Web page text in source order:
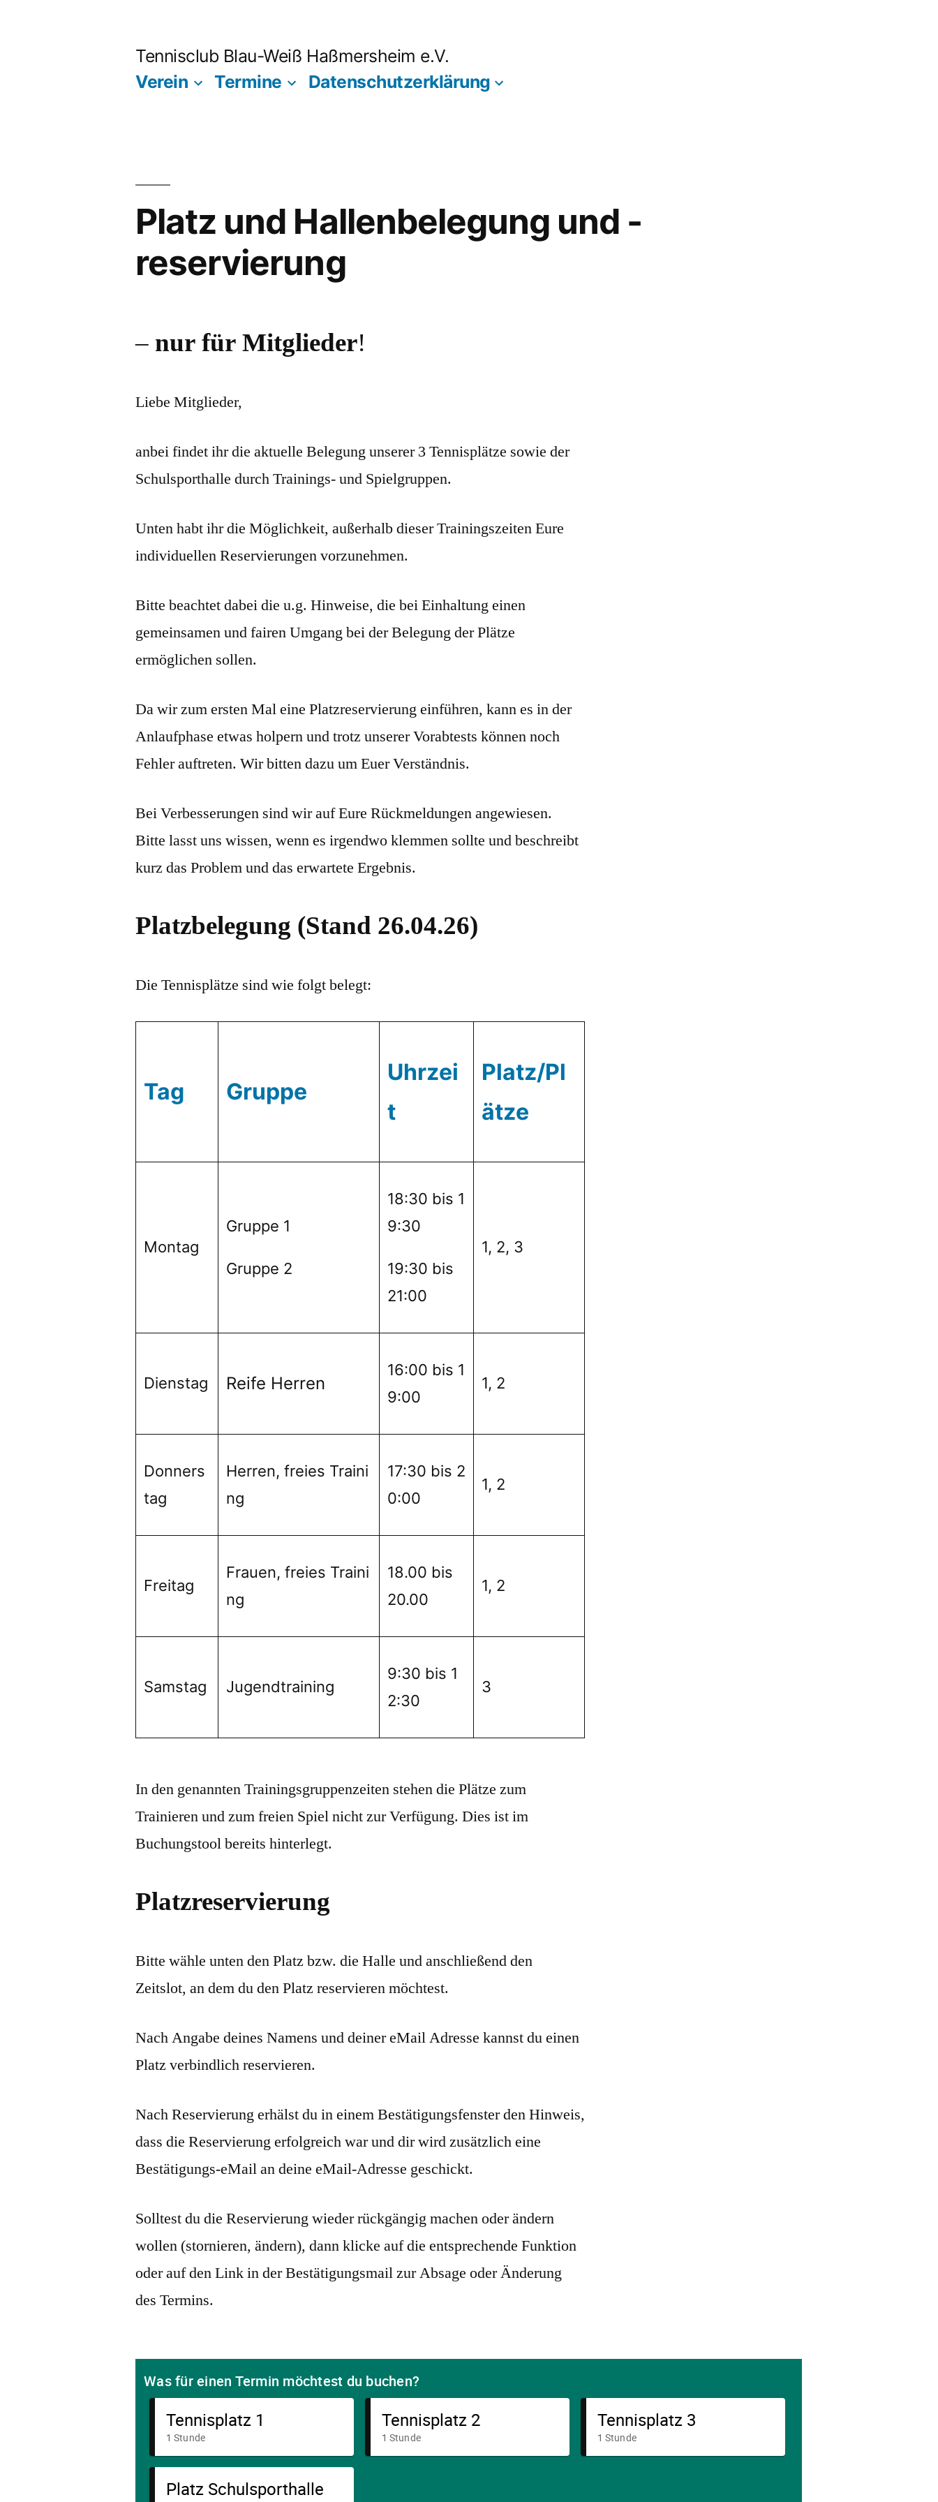
Tennisclub Blau-Weiß Haßmersheim e.V.
Verein
Termine Datenschutzerklärung
Platz und Hallenbelegung und -
reservierung
– nur für Mitglieder!
Liebe Mitglieder,
anbei findet ihr die aktuelle Belegung unserer 3 Tennisplätze sowie der
Schulsporthalle durch Trainings- und Spielgruppen.
Unten habt ihr die Möglichkeit, außerhalb dieser Trainingszeiten Eure
individuellen Reservierungen vorzunehmen.
Bitte beachtet dabei die u.g. Hinweise, die bei Einhaltung einen
gemeinsamen und fairen Umgang bei der Belegung der Plätze
ermöglichen sollen.
Da wir zum ersten Mal eine Platzreservierung einführen, kann es in der
Anlaufphase etwas holpern und trotz unserer Vorabtests können noch
Fehler auftreten. Wir bitten dazu um Euer Verständnis.
Bei Verbesserungen sind wir auf Eure Rückmeldungen angewiesen.
Bitte lasst uns wissen, wenn es irgendwo klemmen sollte und beschreibt
kurz das Problem und das erwartete Ergebnis.
Platzbelegung (Stand 26.04.26)
Die Tennisplätze sind wie folgt belegt:
Tag Gruppe
Uhrzei
t
Platz/Pl
ätze
Montag
Gruppe 1
Gruppe 2
18:30 bis 1
9:30
19:30 bis
21:00
1, 2, 3
Dienstag Reife Herren
16:00 bis 1
9:00
1, 2
Donners
tag
Herren, freies Traini
ng
17:30 bis 2
0:00
1, 2
Freitag
Frauen, freies Traini
ng
18.00 bis
20.00
1, 2
Samstag Jugendtraining
9:30 bis 1
2:30
3
In den genannten Trainingsgruppenzeiten stehen die Plätze zum
Trainieren und zum freien Spiel nicht zur Verfügung. Dies ist im
Buchungstool bereits hinterlegt.
Platzreservierung
Bitte wähle unten den Platz bzw. die Halle und anschließend den
Zeitslot, an dem du den Platz reservieren möchtest.
Nach Angabe deines Namens und deiner eMail Adresse kannst du einen
Platz verbindlich reservieren.
Nach Reservierung erhälst du in einem Bestätigungsfenster den Hinweis,
dass die Reservierung erfolgreich war und dir wird zusätzlich eine
Bestätigungs-eMail an deine eMail-Adresse geschickt.
Solltest du die Reservierung wieder rückgängig machen oder ändern
wollen (stornieren, ändern), dann klicke auf die entsprechende Funktion
oder auf den Link in der Bestätigungsmail zur Absage oder Änderung
des Termins.